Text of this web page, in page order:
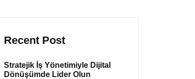
Recent Post
Stratejik İş Yönetimiyle Dijital
Dönüşümde Lider Olun